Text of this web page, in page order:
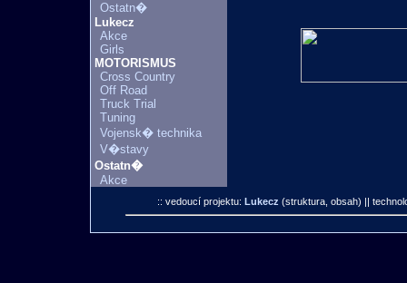
Ostatn�
Lukecz
Akce
Girls
MOTORISMUS
Cross Country
Off Road
Truck Trial
Tuning
Vojensk� technika
V�stavy
Ostatn�
Akce
:: vedoucí projektu: Lukecz (struktura, obsah) ||